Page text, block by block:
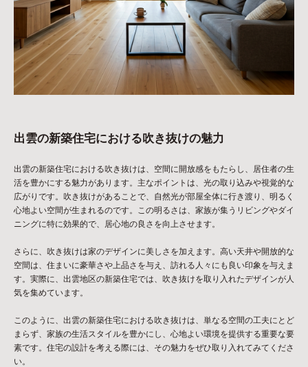
出雲の新築住宅における吹き抜けの魅力
出雲の新築住宅における吹き抜けは、空間に開放感をもたらし、居住者の生
活を豊かにする魅力があります。主なポイントは、光の取り込みや視覚的な
広がりです。吹き抜けがあることで、自然光が部屋全体に行き渡り、明るく
心地よい空間が生まれるのです。この明るさは、家族が集うリビングやダイ
ニングに特に効果的で、居心地の良さを向上させます。
さらに、吹き抜けは家のデザインに美しさを加えます。高い天井や開放的な
空間は、住まいに豪華さや上品さを与え、訪れる人々にも良い印象を与えま
す。実際に、出雲地区の新築住宅では、吹き抜けを取り入れたデザインが人
気を集めています。
このように、出雲の新築住宅における吹き抜けは、単なる空間の工夫にとど
まらず、家族の生活スタイルを豊かにし、心地よい環境を提供する重要な要
素です。住宅の設計を考える際には、その魅力をぜひ取り入れてみてくださ
い。